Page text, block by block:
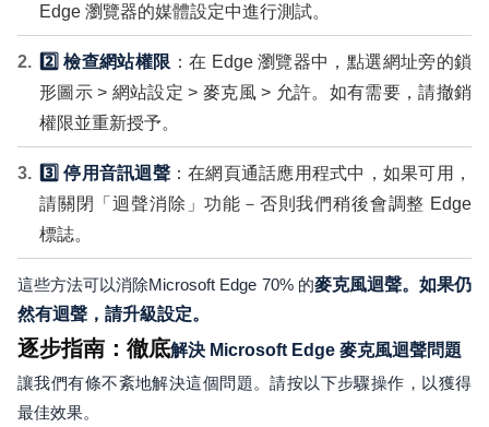
Edge 瀏覽器的媒體設定中進行測試。
2️⃣ 檢查網站權限 ：在 Edge 瀏覽器中，點選網址旁的鎖
形圖示 > 網站設定 > 麥克風 > 允許。如有需要，請撤銷
權限並重新授予。
3️⃣ 停用音訊迴聲：在網頁通話應用程式中，如果可用，
請關閉「迴聲消除」功能－否則我們稍後會調整 Edge
標誌。
這些方法可以消除Microsoft Edge 70% 的麥克風迴聲。如果仍
然有迴聲，請升級設定。
逐步指南：徹底解決 Microsoft Edge 麥克風迴聲問題
讓我們有條不紊地解決這個問題。請按以下步驟操作，以獲得
最佳效果。